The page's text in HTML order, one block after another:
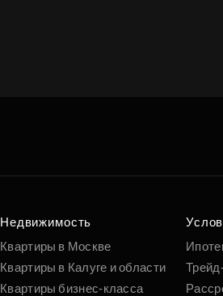
по удобным
вам
Подобрать
Недвижимость
Квартиры в Москве
Квартиры в Калуге и области
Квартиры бизнес-класса